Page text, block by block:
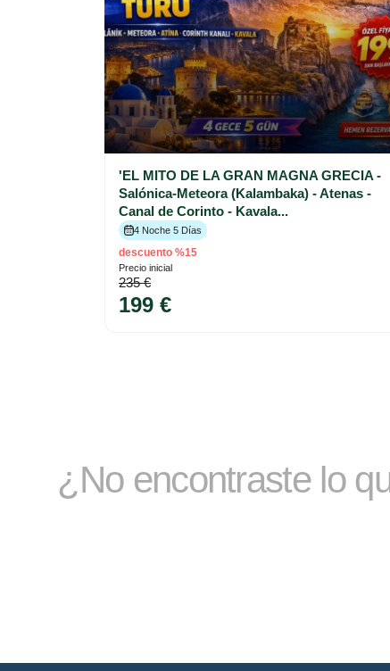
'EL MITO DE LA GRAN MAGNA GRECIA -
Salónica-Meteora (Kalambaka) - Atenas -
Canal de Corinto - Kavala...
4 Noche 5 Días
descuento %15
Precio inicial
235 €
199 €
¿No encontraste lo